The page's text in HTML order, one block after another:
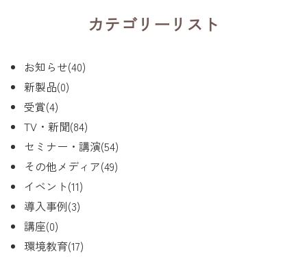
カテゴリーリスト
お知らせ(40)
新製品(0)
受賞(4)
TV・新聞(84)
セミナー・講演(54)
その他メディア(49)
イベント(11)
導入事例(3)
講座(0)
環境教育(17)